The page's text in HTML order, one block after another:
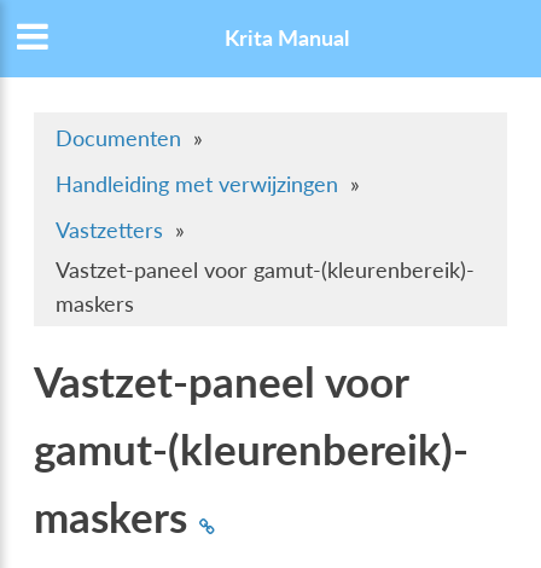
Krita Manual
Documenten »
Handleiding met verwijzingen »
Vastzetters »
Vastzet-paneel voor gamut-(kleurenbereik)-
maskers
Vastzet-paneel voor
gamut-(kleurenbereik)-
maskers